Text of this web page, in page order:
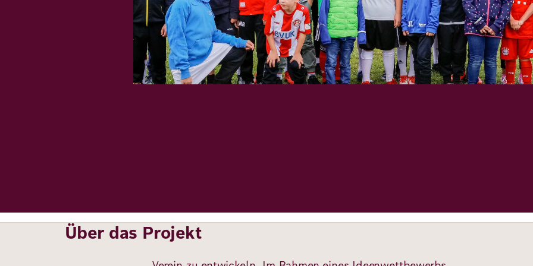
Über das Projekt